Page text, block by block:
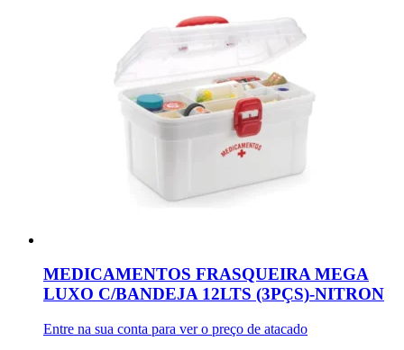
MEDICAMENTOS FRASQUEIRA MEGA
LUXO C/BANDEJA 12LTS (3PÇS)-NITRON
Entre na sua conta para ver o preço de atacado